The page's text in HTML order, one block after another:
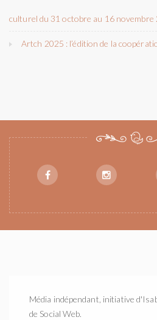
culturel du 31 octobre au 16 novembre
Artch 2025 : l’édition de la
Média indépendant, initiative
de Social Web.